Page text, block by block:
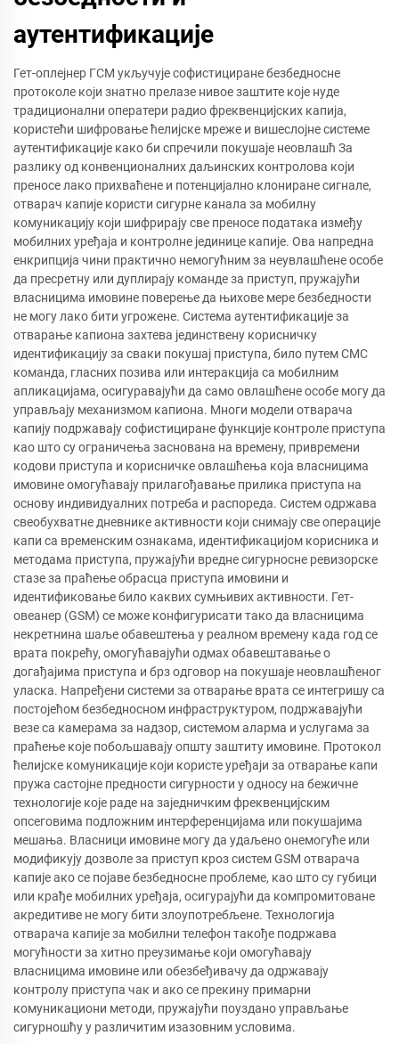
аутентификације
Гет-оплејнер ГСМ укључује софистициране безбедносне
протоколе који знатно прелазе нивое заштите које нуде
традиционални оператери радио фреквенцијских капија,
користећи шифровање ћелијске мреже и вишеслојне системе
аутентификације како би спречили покушаје неовлашћ За
разлику од конвенционалних даљинских контролова који
преносе лако прихваћене и потенцијално клониране сигнале,
отварач капије користи сигурне канала за мобилну
комуникацију који шифрирају све преносе података између
мобилних уређаја и контролне јединице капије. Ова напредна
енкрипција чини практично немогућним за неувлашћене особе
да пресретну или дуплирају команде за приступ, пружајући
власницима имовине поверење да њихове мере безбедности
не могу лако бити угрожене. Система аутентификације за
отварање капиона захтева јединствену корисничку
идентификацију за сваки покушај приступа, било путем СМС
команда, гласних позива или интеракција са мобилним
апликацијама, осигуравајући да само овлашћене особе могу да
управљају механизмом капиона. Многи модели отварача
капију подржавају софистициране функције контроле приступа
као што су ограничења заснована на времену, привремени
кодови приступа и корисничке овлашћења која власницима
имовине омогућавају прилагођавање прилика приступа на
основу индивидуалних потреба и распореда. Систем одржава
свеобухватне дневнике активности који снимају све операције
капи са временским ознакама, идентификацијом корисника и
методама приступа, пружајући вредне сигурносне ревизорске
стазе за праћење обрасца приступа имовини и
идентификовање било каквих сумњивих активности. Гет-
овеанер (GSM) се може конфигурисати тако да власницима
некретнина шаље обавештења у реалном времену када год се
врата покрећу, омогућавајући одмах обавештавање о
догађајима приступа и брз одговор на покушаје неовлашћеног
уласка. Напређени системи за отварање врата се интегришу са
постојећом безбедносном инфраструктуром, подржавајући
везе са камерама за надзор, системом аларма и услугама за
праћење које побољшавају општу заштиту имовине. Протокол
ћелијске комуникације који користе уређаји за отварање капи
пружа састојне предности сигурности у односу на бежичне
технологије које раде на заједничким фреквенцијским
опсеговима подложним интерференцијама или покушајима
мешања. Власници имовине могу да удаљено онемогуће или
модификују дозволе за приступ кроз систем GSM отварача
капије ако се појаве безбедносне проблеме, као што су губици
или крађе мобилних уређаја, осигурајући да компромитоване
акредитиве не могу бити злоупотребљене. Технологија
отварача капије за мобилни телефон такође подржава
могућности за хитно преузимање који омогућавају
власницима имовине или обезбеђивачу да одржавају
контролу приступа чак и ако се прекину примарни
комуникациони методи, пружајући поуздано управљање
сигурношћу у различитим изазовним условима.